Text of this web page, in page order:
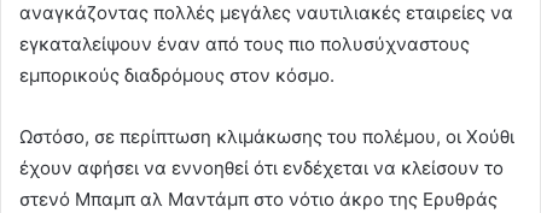
αναγκάζοντας πολλές μεγάλες ναυτιλιακές εταιρείες να
εγκαταλείψουν έναν από τους πιο πολυσύχναστους
εμπορικούς διαδρόμους στον κόσμο.
Ωστόσο, σε περίπτωση κλιμάκωσης του πολέμου, οι Χούθι
έχουν αφήσει να εννοηθεί ότι ενδέχεται να κλείσουν το
στενό Μπαμπ αλ Μαντάμπ στο νότιο άκρο της Ερυθράς